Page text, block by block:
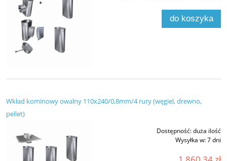
do koszyka
Wkład kominowy owalny 110x240/0,8mm/4 rury (węgiel, drewno,
pellet)
Dostępność:duża ilość
Wysyłka w:7 dni